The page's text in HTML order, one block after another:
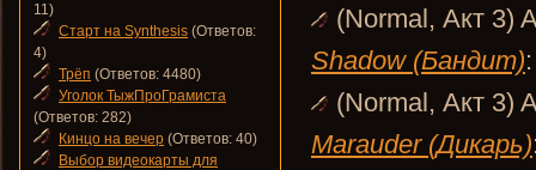
(Normal, Акт 3)
Shadow (Бандит):
(Normal, Акт 3)
Marauder (Дикарь)
11)
Старт на Synthesis (Ответов:
4)
Трёп (Ответов: 4480)
Уголок ТыжПроГрамиста
(Ответов: 282)
Кинцо на вечер (Ответов: 40)
Выбор видеокарты для